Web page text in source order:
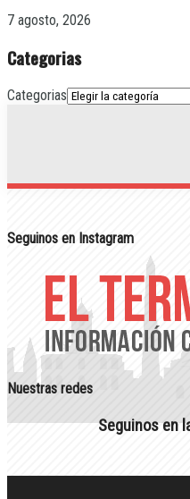
7 agosto, 2026
Categorias
Categorias
Seguinos en Instagram
Nuestras redes
Seguinos en